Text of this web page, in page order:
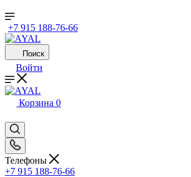
+7 915 188-76-66
Поиск
Войти
Корзина 0
Телефоны
+7 915 188-76-66